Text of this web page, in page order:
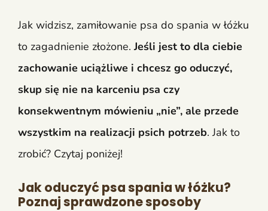
Jak widzisz, zamiłowanie psa do spania w łóżku
to zagadnienie złożone.Jeśli jest to dla ciebie
zachowanie uciążliwe i chcesz go oduczyć,
skup się nie na karceniu psa czy
konsekwentnym mówieniu „nie”, ale przede
wszystkim na realizacji psich potrzeb. Jak to
zrobić? Czytaj poniżej!
Jak oduczyć psa spania w łóżku?
Poznaj sprawdzone sposoby